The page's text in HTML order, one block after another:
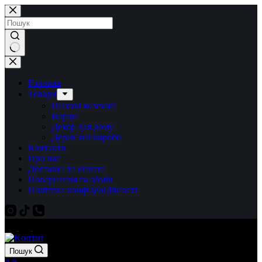
Перейти
до
вмісту
Немає
результатів
Головна
Товари
Шахові колекції
Нарди
Декор для дому
Дерев’яні вироби
Контакти
Про нас
Доставка та оплата
Повернення та обмін
Політика конфіденційності
Пошук